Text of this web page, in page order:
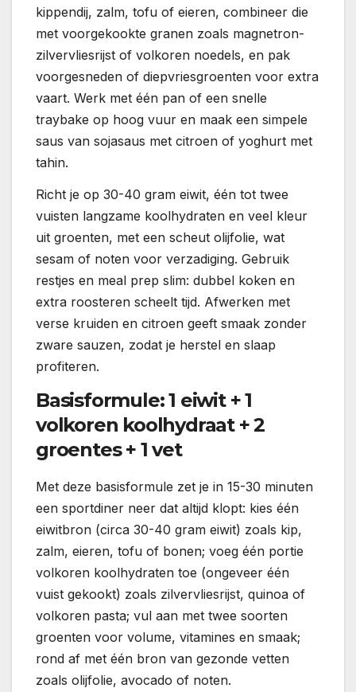
kippendij, zalm, tofu of eieren, combineer die
met voorgekookte granen zoals magnetron-
zilvervliesrijst of volkoren noedels, en pak
voorgesneden of diepvriesgroenten voor extra
vaart. Werk met één pan of een snelle
traybake op hoog vuur en maak een simpele
saus van sojasaus met citroen of yoghurt met
tahin.
Richt je op 30-40 gram eiwit, één tot twee
vuisten langzame koolhydraten en veel kleur
uit groenten, met een scheut olijfolie, wat
sesam of noten voor verzadiging. Gebruik
restjes en meal prep slim: dubbel koken en
extra roosteren scheelt tijd. Afwerken met
verse kruiden en citroen geeft smaak zonder
zware sauzen, zodat je herstel en slaap
profiteren.
Basisformule: 1 eiwit + 1
volkoren koolhydraat + 2
groentes + 1 vet
Met deze basisformule zet je in 15-30 minuten
een sportdiner neer dat altijd klopt: kies één
eiwitbron (circa 30-40 gram eiwit) zoals kip,
zalm, eieren, tofu of bonen; voeg één portie
volkoren koolhydraten toe (ongeveer één
vuist gekookt) zoals zilvervliesrijst, quinoa of
volkoren pasta; vul aan met twee soorten
groenten voor volume, vitamines en smaak;
rond af met één bron van gezonde vetten
zoals olijfolie, avocado of noten.